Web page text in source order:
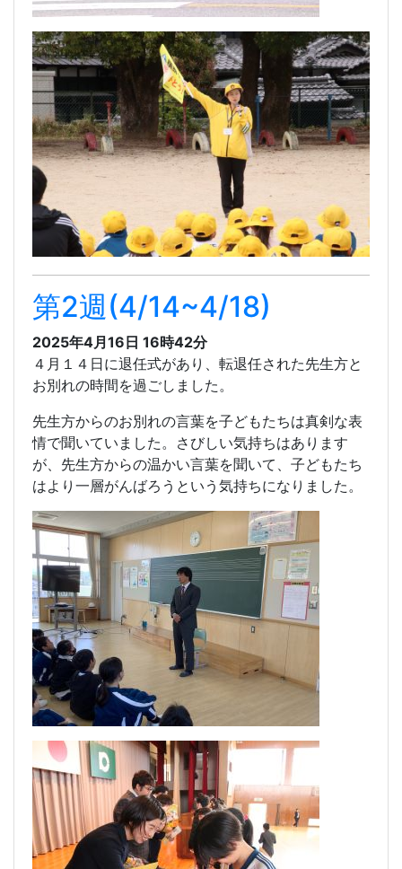
第2週(4/14~4/18)
2025年4月16日 16時42分
４月１４日に退任式があり、転退任された先生方と
お別れの時間を過ごしました。
先生方からのお別れの言葉を子どもたちは真剣な表
情で聞いていました。さびしい気持ちはあります
が、先生方からの温かい言葉を聞いて、子どもたち
はより一層がんばろうという気持ちになりました。